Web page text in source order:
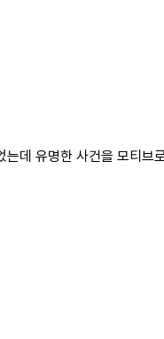
데 유명한 사건을 모티